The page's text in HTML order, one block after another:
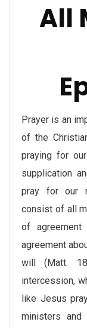
All
Prayer is an
of the
praying for
supplication
pray for our
consist of all
of
agreement
will (Matt.
intercession,
like Jesus
ministers